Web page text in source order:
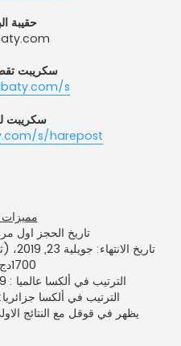
حقيبة
سكريبت
s
سكريبت
s/harepost/
مميزات
تاريخ الحجز اول مرة:
1700دج للعام)
الترتيب في ألكسا عالميا : 227,569 يوم 24 ماي 2019
الترتيب في ألكسا جزائريا: 1,524 يوم 24 ماي 2019
يظهر في قوقل مع النتائج